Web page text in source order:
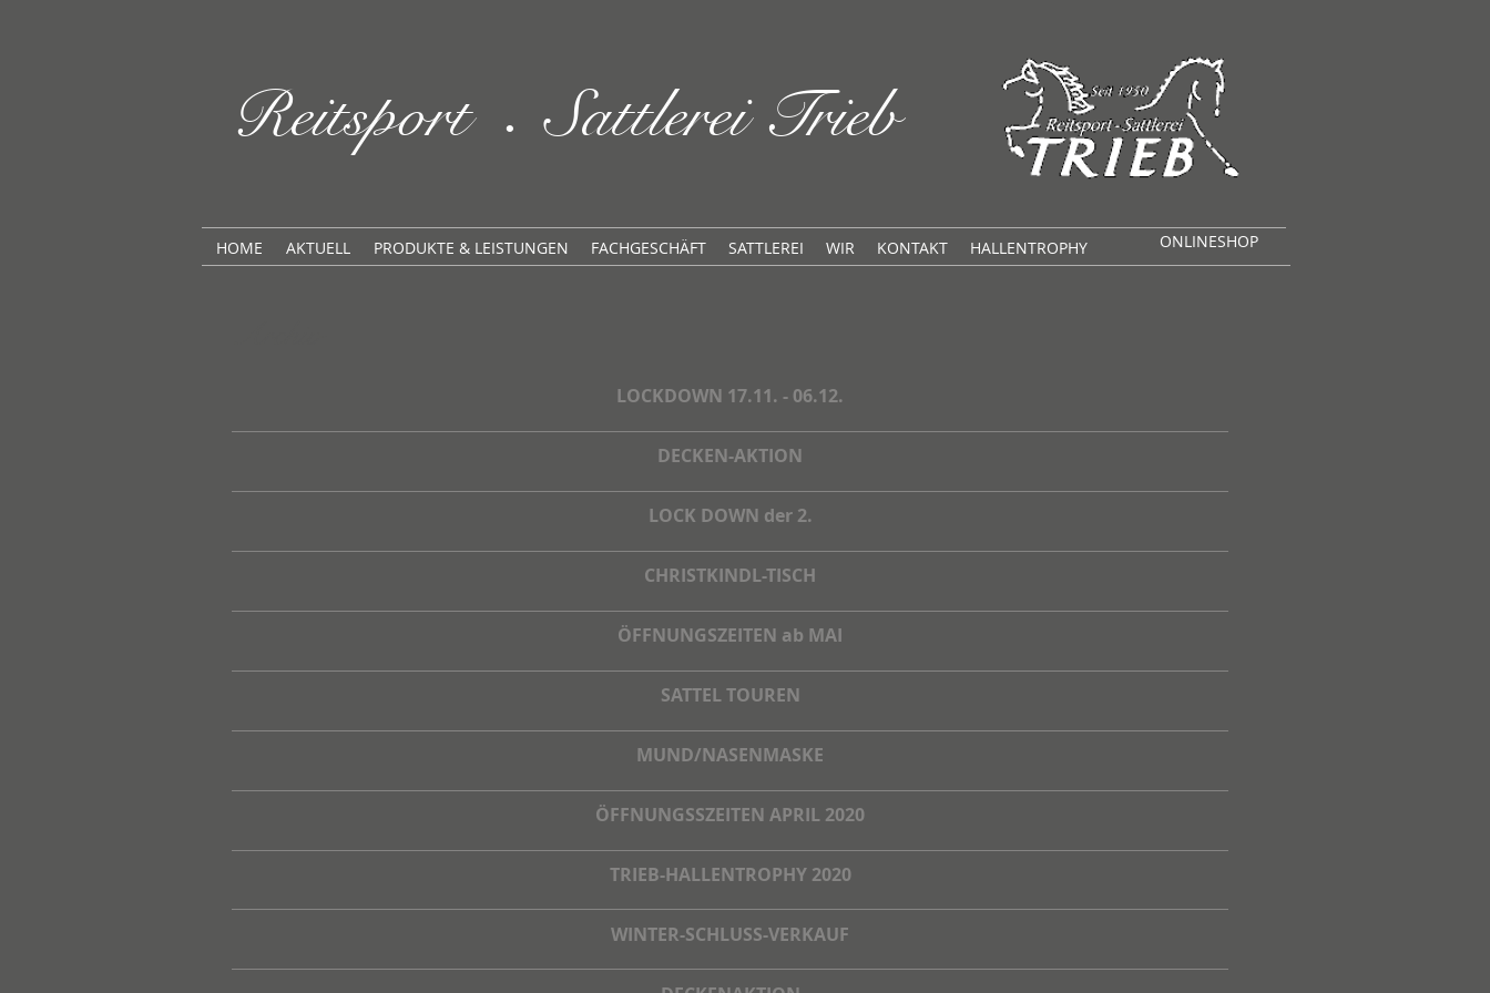
Reitsport • Sattlerei Trieb
ONLINESHOP
HOME AKTUELL PRODUKTE & LEISTUNGEN FACHGESCHÄFT SATTLEREI WIR KONTAKT HALLENTROPHY
LOCKDOWN 17.11. - 06.12.
DECKEN-AKTION
LOCK DOWN der 2.
CHRISTKINDL-TISCH
ÖFFNUNGSZEITEN ab MAI
SATTEL TOUREN
MUND/NASENMASKE
ÖFFNUNGSSZEITEN APRIL 2020
TRIEB-HALLENTROPHY 2020
WINTER-SCHLUSS-VERKAUF